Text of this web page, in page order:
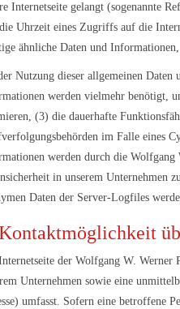
Internetseite gelangt (sogenannte
Uhrzeit eines Zugriffs auf die
ähnliche Daten und
Nutzung dieser allgemeinen
werden vielmehr benötigt,
(3) die dauerhafte
im Falle eines
werden durch die Wolfgang
in unserem Unternehmen
Daten der Server-Logfiles
der Wolfgang W. Werner
Unternehmen sowie eine
umfasst. Sofern eine betroffene